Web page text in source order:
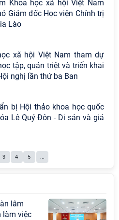
Khoa học xã hội Việt Nam
Giám đốc Học viện Chính trị
Lào
xã hội Việt Nam tham dự
tập, quán triệt và triển khai
nghị lần thứ ba Ban
bị Hội thảo khoa học quốc
Lê Quý Đôn - Di sản và giá
3 4 5 ...
kỷ
diễn ra
về
của
và Đảng
lãnh đạo
xã hội
hội Việt
về
lâm
làm việc